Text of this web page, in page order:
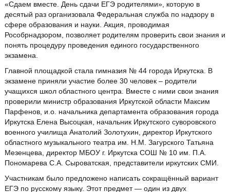
«Сдаем вместе. День сдачи ЕГЭ родителями», которую в
десятый раз организовала Федеральная служба по надзору в
сфере образования и науки. Акция, проводимая
Рособрнадзором, позволяет родителям проверить свои знания и
понять процедуру проведения единого государственного
экзамена.
Главной площадкой стала гимназия № 44 города Иркутска. В
экзамене приняли участие более 30 человек – родители
учащихся школ областного центра. Вместе с ними свои знания
проверили министр образования Иркутской области Максим
Парфенов, и.о. начальника департамента образования города
Иркутска Елена Высоцкая, начальник Иркутского суворовского
военного училища Анатолий Золотухин, директор Иркутского
областного музыкального театра им. Н.М. Загурского Татьяна
Мезенцева, директор МБОУ г. Иркутска СОШ № 10 им. П.А.
Пономарева С.А. Сыроватская, представители иркутских СМИ.
Участникам было предложено написать сокращённый вариант
ЕГЭ по русскому языку. Этот предмет — один из двух